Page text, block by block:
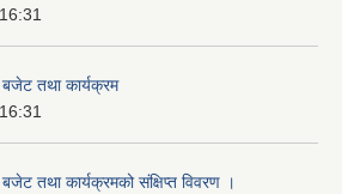
तथा कार्यक्रम
तथा कार्यक्रमको संक्षिप्त विवरण ।